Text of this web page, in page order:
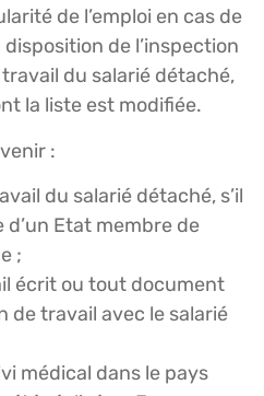
de l’emploi en cas de
de l’inspection
du salarié détaché,
la liste est modifiée.
:
du salarié détaché, s’il
d’un Etat membre de
;
écrit ou tout document
de travail avec le salarié
médical dans le pays